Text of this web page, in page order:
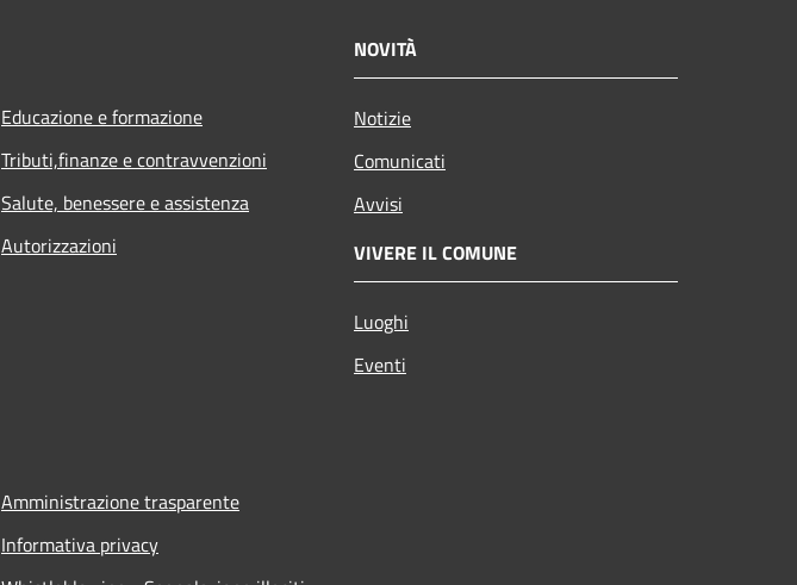
Educazione e formazione
Tributi,finanze e contravvenzioni
Salute, benessere e assistenza
Autorizzazioni
NOVITÀ
Notizie
Comunicati
Avvisi
VIVERE IL COMUNE
Luoghi
Eventi
Amministrazione trasparente
Informativa privacy